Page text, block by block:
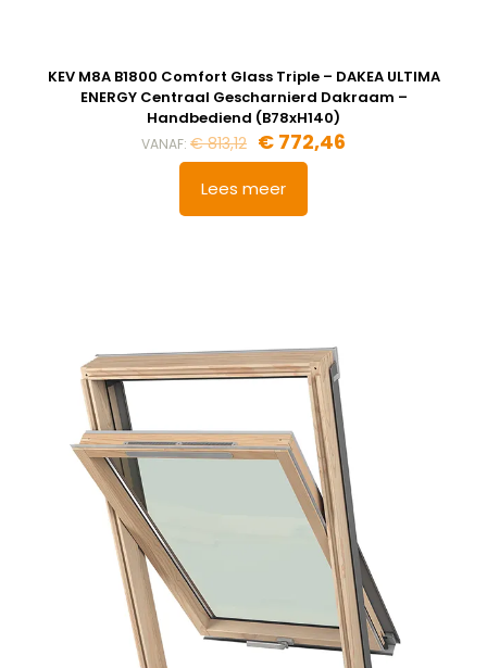
KEV M8A B1800 Comfort Glass Triple – DAKEA ULTIMA
ENERGY Centraal Gescharnierd Dakraam –
Handbediend (B78xH140)
VANAF: €813,12 Oorspronkelijke
prijs
was:
€ 813,12.
€ 772,46
Lees meer